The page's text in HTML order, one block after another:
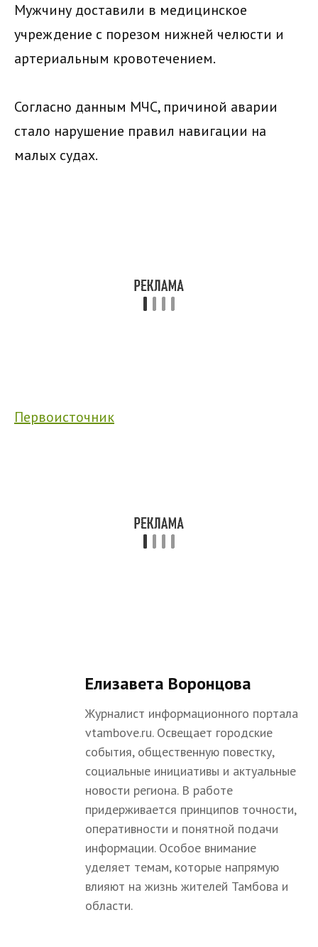
Мужчину доставили в медицинское
учреждение с порезом нижней челюсти и
артериальным кровотечением.
Согласно данным МЧС, причиной аварии
стало нарушение правил навигации на
малых судах.
Первоисточник
Елизавета Воронцова
Журналист информационного портала
vtambove.ru. Освещает городские
события, общественную повестку,
социальные инициативы и актуальные
новости региона. В работе
придерживается принципов точности,
оперативности и понятной подачи
информации. Особое внимание
уделяет темам, которые напрямую
влияют на жизнь жителей Тамбова и
области.